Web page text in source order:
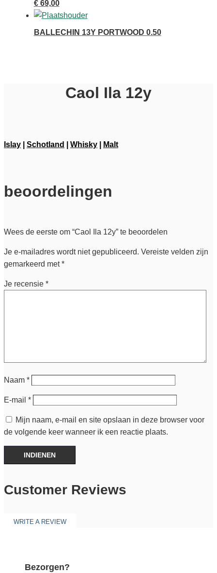
€69,00
BALLECHIN 13Y PORTWOOD 0.50
Caol Ila 12y
Islay Schotland Whisky Malt
beoordelingen
Wees de eerste om “Caol Ila 12y” te beoordelen
Je e-mailadres wordt niet gepubliceerd. Vereiste velden zijn
gemarkeerd met*
Je recensie *
Naam *
E-mail *
Mijn naam, e-mail en site opslaan in deze browser voor
de volgende keer wanneer ik een reactie plaats.
INDIENEN
Customer Reviews
WRITE A REVIEW
Bezorgen?